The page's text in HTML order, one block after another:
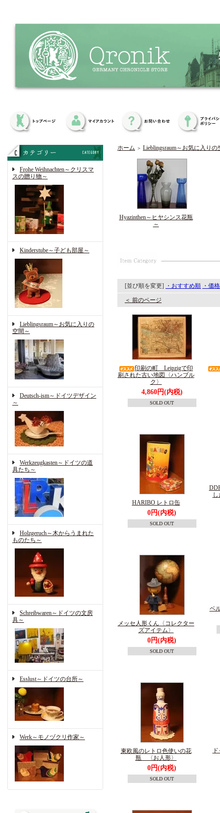
Frohe Weihnachten～クリスマ
スの贈り物～
Kinderstube～子ども部屋～
Lieblingsraum～お気に入りの
空間～
Deutsch-ism～ドイツデザイン
～
Werkzeugkasten～ドイツの道
具たち～
Holzgeruch～木からうまれた
ものたち～
Schreibwaren～ドイツの文房
具～
Esslust～ドイツの台所～
Werk～モノヅクリ作家～
ホーム ＞ Lieblingsraum～お気に入りの
Hyazinthen～ヒヤシンス花瓶
～
[並び順を変更] ・おすすめ順 ・価
＜ 前のページ
印刷の町 Leipzigで印
刷された古い地図〈ハンブル
ク〉
4,860円(内税)
SOLD OUT
HARIBO レトロ缶
0円(内税)
SOLD OUT
メッセ人形くん〈コレクター
ズアイテム〉
0円(内税)
SOLD OUT
ベ
東欧風のレトロ色使いの花
瓶 〈お人形〉
0円(内税)
SOLD OUT